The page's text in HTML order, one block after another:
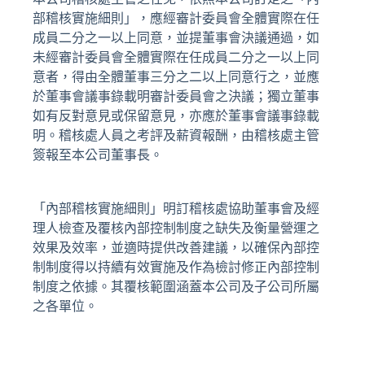
部稽核實施細則」，應經審計委員會全體實際在任
成員二分之一以上同意，並提董事會決議通過，如
未經審計委員會全體實際在任成員二分之一以上同
意者，得由全體董事三分之二以上同意行之，並應
於董事會議事錄載明審計委員會之決議；獨立董事
如有反對意見或保留意見，亦應於董事會議事錄載
明。稽核處人員之考評及薪資報酬，由稽核處主管
簽報至本公司董事長。
「內部稽核實施細則」明訂稽核處協助董事會及經
理人檢查及覆核內部控制制度之缺失及衡量營運之
效果及效率，並適時提供改善建議，以確保內部控
制制度得以持續有效實施及作為檢討修正內部控制
制度之依據。其覆核範圍涵蓋本公司及子公司所屬
之各單位。